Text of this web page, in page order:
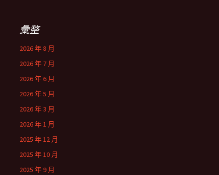
彙整
2026 年 8 月
2026 年 7 月
2026 年 6 月
2026 年 5 月
2026 年 3 月
2026 年 1 月
2025 年 12 月
2025 年 10 月
2025 年 9 月